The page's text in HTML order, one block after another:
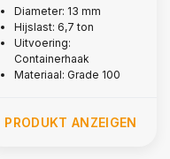
Güteklasse 10
Diameter: 13 mm
Hijslast: 6,7 ton
Uitvoering:
Containerhaak
Materiaal: Grade 100
PRODUKT ANZEIGEN